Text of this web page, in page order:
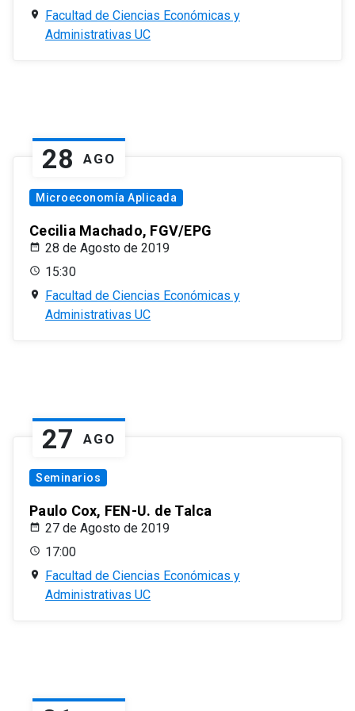
Facultad de Ciencias Económicas y
Administrativas UC
28 AGO
Microeconomía Aplicada
Cecilia Machado, FGV/EPG
28 de Agosto de 2019
15:30
Facultad de Ciencias Económicas y
Administrativas UC
27 AGO
Seminarios
Paulo Cox, FEN-U. de Talca
27 de Agosto de 2019
17:00
Facultad de Ciencias Económicas y
Administrativas UC